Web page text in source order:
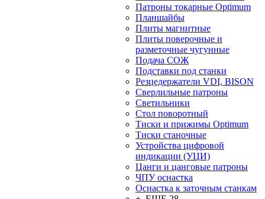
Патроны токарные Optimum
Планшайбы
Плиты магнитные
Плиты поверочные и
разметочные чугунные
Подача СОЖ
Подставки под станки
Резцедержатели VDI, BISON
Сверлильные патроны
Светильники
Стол поворотный
Тиски и прижимы Optimum
Тиски станочные
Устройства цифровой
индикации (УЦИ)
Цанги и цанговые патроны
ЧПУ оснастка
Оснастка к заточным станкам